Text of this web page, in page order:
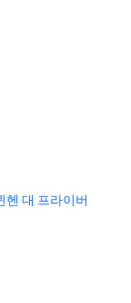
헨 대 프라이버